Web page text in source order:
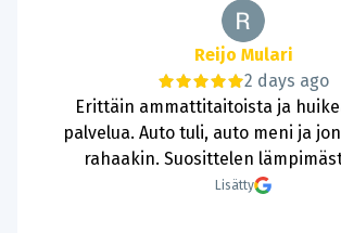
kimallus@gmail.com
5 days ago
Hyvää ja nopeaa
Lisätty